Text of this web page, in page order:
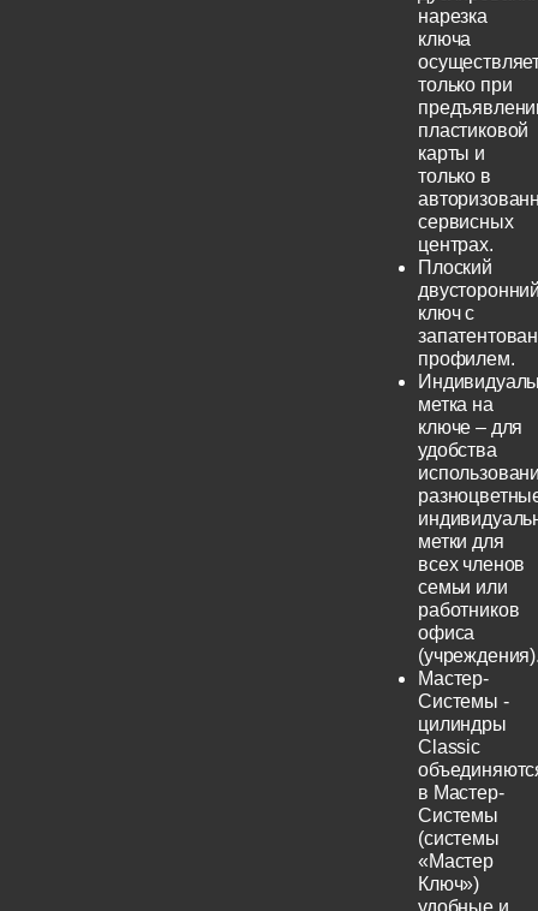
нарезка
ключа
только при
пластиковой
карты и
только в
сервисных
центрах.
Плоский
ключ с
профилем.
метка на
ключе – для
удобства
метки для
всех членов
семьи или
работников
офиса
Мастер-
Системы -
цилиндры
Classic
в Мастер-
Системы
(системы
«Мастер
Ключ»)